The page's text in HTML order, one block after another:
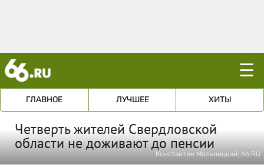
☰
ГЛАВНОЕ ЛУЧШЕЕ ХИТЫ
Четверть жителей Свердловской
области не доживают до пенсии
Константин Мельницкий; 66.RU